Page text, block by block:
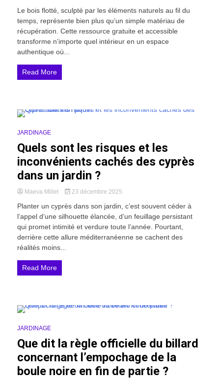
Le bois flotté, sculpté par les éléments naturels au fil du
temps, représente bien plus qu’un simple matériau de
récupération. Cette ressource gratuite et accessible
transforme n’importe quel intérieur en un espace
authentique où...
Read More
JARDINAGE
Quels sont les risques et les
inconvénients cachés des cyprès
dans un jardin ?
Maeva Millet 23 décembre 2025
Planter un cyprès dans son jardin, c’est souvent céder à
l’appel d’une silhouette élancée, d’un feuillage persistant
qui promet intimité et verdure toute l’année. Pourtant,
derrière cette allure méditerranéenne se cachent des
réalités moins...
Read More
JARDINAGE
Que dit la règle officielle du billard
concernant l’empochage de la
boule noire en fin de partie ?